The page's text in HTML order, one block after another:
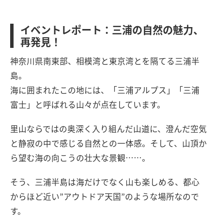
イベントレポート：三浦の自然の魅力、
再発見！
神奈川県南東部、相模湾と東京湾とを隔てる三浦半
島。
海に囲まれたこの地には、「三浦アルプス」「三浦
富士」と呼ばれる山々が点在しています。
里山ならではの奥深く入り組んだ山道に、澄んだ空気
と静寂の中で感じる自然との一体感。そして、山頂か
ら望む海の向こうの壮大な景観……。
そう、三浦半島は海だけでなく山も楽しめる、都心
からほど近い”アウトドア天国”のような場所なので
す。